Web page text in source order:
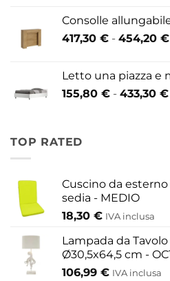
Consolle
417,30 € - 454,20 €
Letto una piazza e
155,80 € - 433,30 €
TOP RATED
Cuscino da
sedia - MEDIO
18,30 € IVA inclusa
Lampada da
Ø30,5x64,5 cm -
106,99 € IVA inclusa